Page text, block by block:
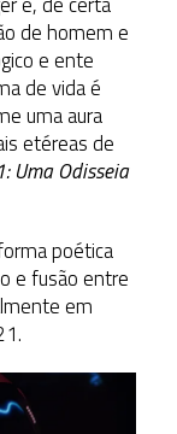
de homem e
e ente
de vida é
uma aura
etéreas de
Uma Odisseia
poética
e fusão entre
em